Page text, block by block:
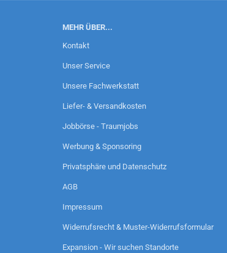
MEHR ÜBER...
Kontakt
Unser Service
Unsere Fachwerkstatt
Liefer- & Versandkosten
Jobbörse - Traumjobs
Werbung & Sponsoring
Privatsphäre und Datenschutz
AGB
Impressum
Widerrufsrecht & Muster-Widerrufsformular
Expansion - Wir suchen Standorte